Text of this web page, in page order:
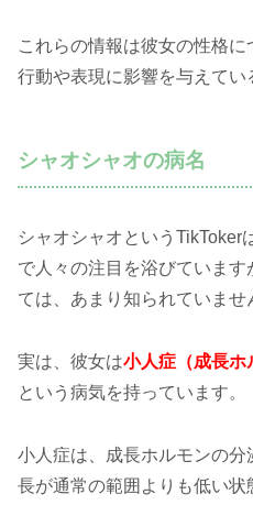
これらの情報は彼女の性格
行動や表現に影響を与えてい
シャオシャオの病名
シャオシャオというTikToker
で人々の注目を浴びていま
ては、あまり知られていませ
実は、彼女は小人症（成長ホ
という病気を持っています。
小人症は、成長ホルモンの
長が通常の範囲よりも低い状